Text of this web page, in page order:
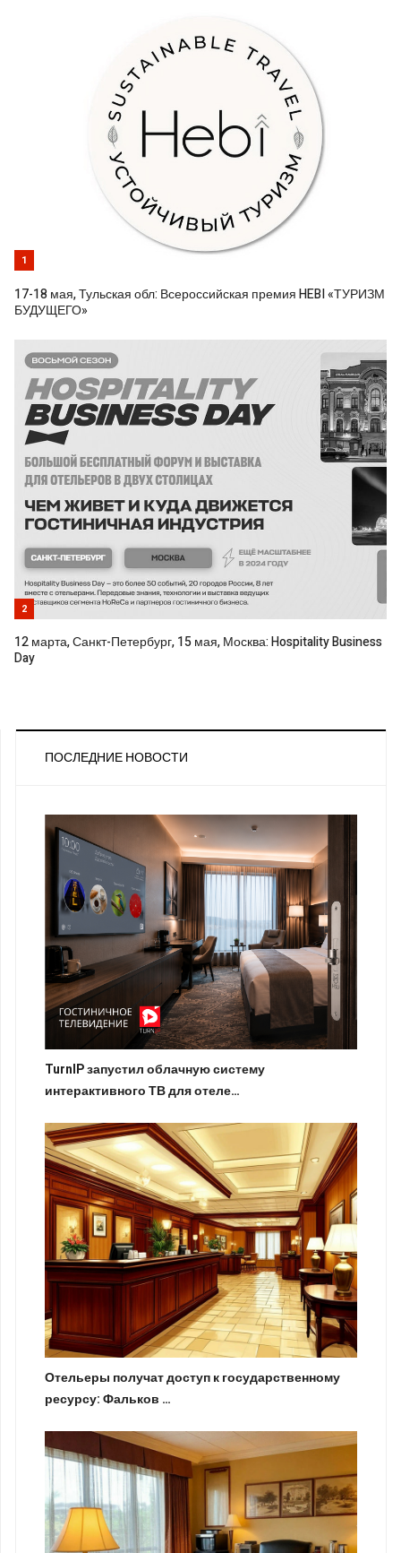
1
17-18 мая, Тульская обл: Всероссийская премия HEBI «ТУРИЗМ
БУДУЩЕГО»
2
12 марта, Санкт-Петербург, 15 мая, Москва: Hospitality Business
Day
ПОСЛЕДНИЕ НОВОСТИ
TurnIP запустил облачную систему
интерактивного ТВ для отеле…
Отельеры получат доступ к государственному
ресурсу: Фальков …